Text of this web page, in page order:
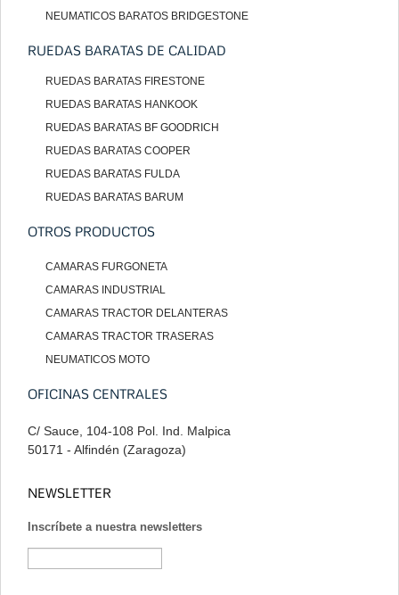
NEUMATICOS BARATOS BRIDGESTONE
RUEDAS BARATAS DE CALIDAD
RUEDAS BARATAS FIRESTONE
RUEDAS BARATAS HANKOOK
RUEDAS BARATAS BF GOODRICH
RUEDAS BARATAS COOPER
RUEDAS BARATAS FULDA
RUEDAS BARATAS BARUM
OTROS PRODUCTOS
CAMARAS FURGONETA
CAMARAS INDUSTRIAL
CAMARAS TRACTOR DELANTERAS
CAMARAS TRACTOR TRASERAS
NEUMATICOS MOTO
OFICINAS CENTRALES
C/ Sauce, 104-108 Pol. Ind. Malpica
50171 - Alfindén (Zaragoza)
NEWSLETTER
Inscríbete a nuestra newsletters